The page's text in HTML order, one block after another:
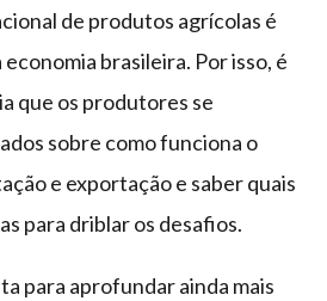
de produtos agrícolas é
brasileira. Por isso, é
que os produtores se
sobre como funciona o
e exportação e saber quais
para driblar os desafios.
para aprofundar ainda mais